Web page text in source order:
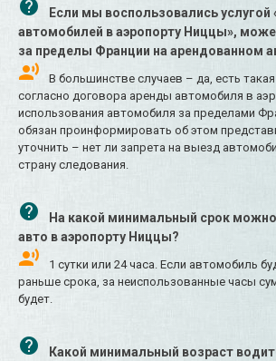
Если мы воспользовались услугой
автомобилей в аэропорту Ниццы»,
за пределы Франции на арендованном
В большинстве случаев – да, есть
согласно договора аренды автомобиля в
использования автомобиля за пределами
обязан проинформировать об этом
уточнить – нет ли запрета на выезд
страну следования.
На какой минимальный срок можно
авто в аэропорту Ниццы?
1 сутки или 24 часа. Если автомобиль
раньше срока, за неиспользованные часы
будет.
Какой минимальный возраст